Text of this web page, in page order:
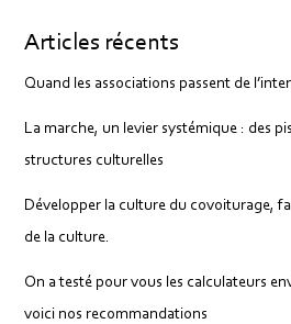
Articles récents
Quand les associations passent de
La marche, un levier systémique : des
structures culturelles
Développer la culture du covoiturage,
de la culture.
On a testé pour vous les calculateurs
voici nos recommandations